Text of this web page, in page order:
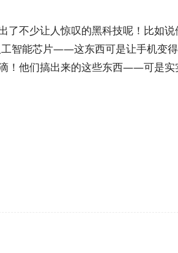
了不少让人惊叹的黑科技呢！比如说
智能芯片——这东西可是让手机变
！他们搞出来的这些东西——可是实